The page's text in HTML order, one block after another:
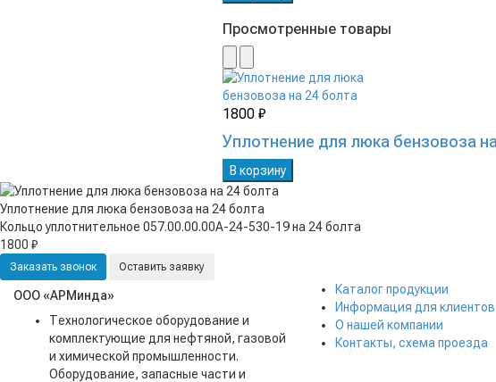
Просмотренные товары
1800 ₽
Уплотнение для люка бензовоза
В корзину
Уплотнение для люка бензовоза на 24 болта
Кольцо уплотнительное 057.00.00.00А-24-530-19 на 24 болта
1800 ₽
Заказать звонок Оставить заявку
ООО «АРМинда»
Технологическое оборудование и
комплектующие для нефтяной, газовой
и химической промышленности.
Оборудование, запасные части и
Каталог продукции
Информация для клиентов
О нашей компании
Контакты, схема проезда